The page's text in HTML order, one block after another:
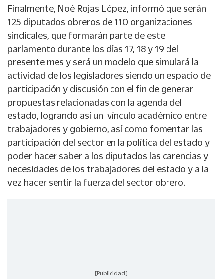
Finalmente, Noé Rojas López, informó que serán
125 diputados obreros de 110 organizaciones
sindicales, que formarán parte de este
parlamento durante los días 17, 18 y 19 del
presente mes y será un modelo que simulará la
actividad de los legisladores siendo un espacio de
participación y discusión con el fin de generar
propuestas relacionadas con la agenda del
estado, logrando así un vínculo académico entre
trabajadores y gobierno, así como fomentar las
participación del sector en la política del estado y
poder hacer saber a los diputados las carencias y
necesidades de los trabajadores del estado y a la
vez hacer sentir la fuerza del sector obrero.
[Publicidad]